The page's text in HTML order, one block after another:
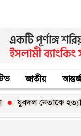
জাতীয়
যুবদল নেতাকে হত্যা করে